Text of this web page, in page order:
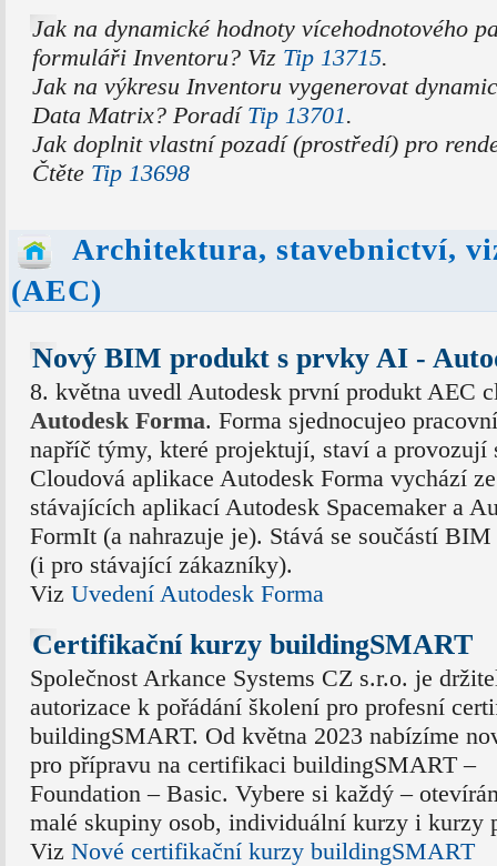
Jak na dynamické hodnoty vícehodnotového
formuláři Inventoru? Viz Tip 13715.
Jak na výkresu Inventoru vygenerovat
Data Matrix? Poradí Tip 13701.
Jak doplnit vlastní pozadí (prostředí) pro
Čtěte Tip 13698
Architektura, stavebnictví,
(AEC)
Nový BIM produkt s prvky AI -
8. května uvedl Autodesk první produkt AEC
Autodesk Forma. Forma sjednocujeo
napříč týmy, které projektují, staví a provozují
Cloudová aplikace Autodesk Forma vychází ze
stávajících aplikací Autodesk Spacemaker a
FormIt (a nahrazuje je). Stává se součástí
(i pro stávající zákazníky).
Viz Uvedení Autodesk Forma
Certifikační kurzy buildingSMART
Společnost Arkance Systems CZ s.r.o. je
autorizace k pořádání školení pro profesní
buildingSMART. Od května 2023 nabízíme
pro přípravu na certifikaci buildingSMART –
Foundation – Basic. Vybere si každý –
malé skupiny osob, individuální kurzy i kurzy
Viz Nové certifikační kurzy buildingSMART